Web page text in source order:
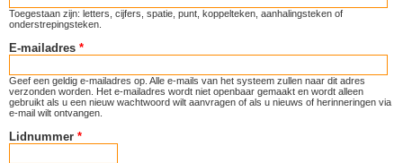
Toegestaan zijn: letters, cijfers, spatie, punt, koppelteken, aanhalingsteken of
onderstrepingsteken.
E-mailadres *
Geef een geldig e-mailadres op. Alle e-mails van het systeem zullen naar dit adres
verzonden worden. Het e-mailadres wordt niet openbaar gemaakt en wordt alleen
gebruikt als u een nieuw wachtwoord wilt aanvragen of als u nieuws of herinneringen via
e-mail wilt ontvangen.
Lidnummer *